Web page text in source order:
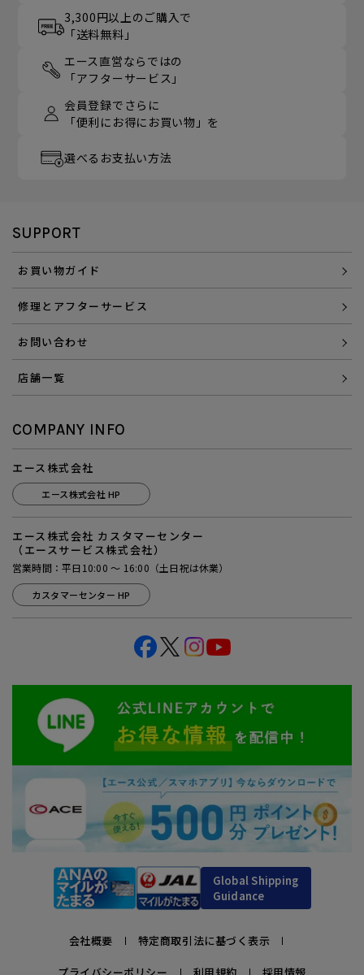
3,300円以上のご購入で
「送料無料」
エース直営ならではの
「アフターサービス」
会員登録でさらに
「便利にお得にお買い物」を
選べるお支払い方法
SUPPORT
お買い物ガイド
修理とアフターサービス
お問い合わせ
店舗一覧
COMPANY INFO
エース株式会社
エース株式会社 HP
エース株式会社 カスタマーセンター
（エースサービス株式会社）
営業時間：平日10:00 ～ 16:00（土日祝は休業）
カスタマーセンター HP
Global Shipping
Guidance
会社概要 特定商取引法に基づく表示